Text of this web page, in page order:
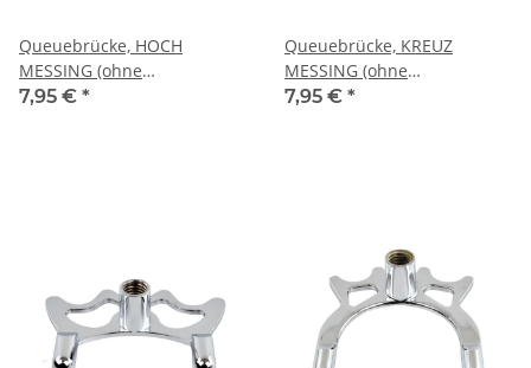
Queuebrücke, HOCH
MESSING (ohne
Brückenqueue)
7,95 € *
Queuebrücke, KREUZ
MESSING (ohne
Brückenqueue)
7,95 € *